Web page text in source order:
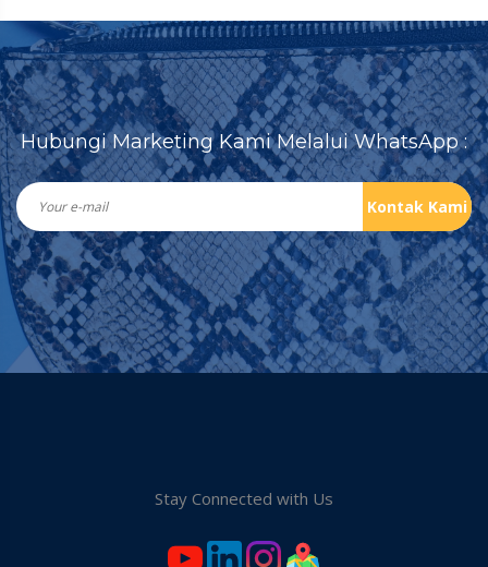
Hubungi Marketing Kami Melalui WhatsApp :
Kontak Kami
Stay Connected with Us